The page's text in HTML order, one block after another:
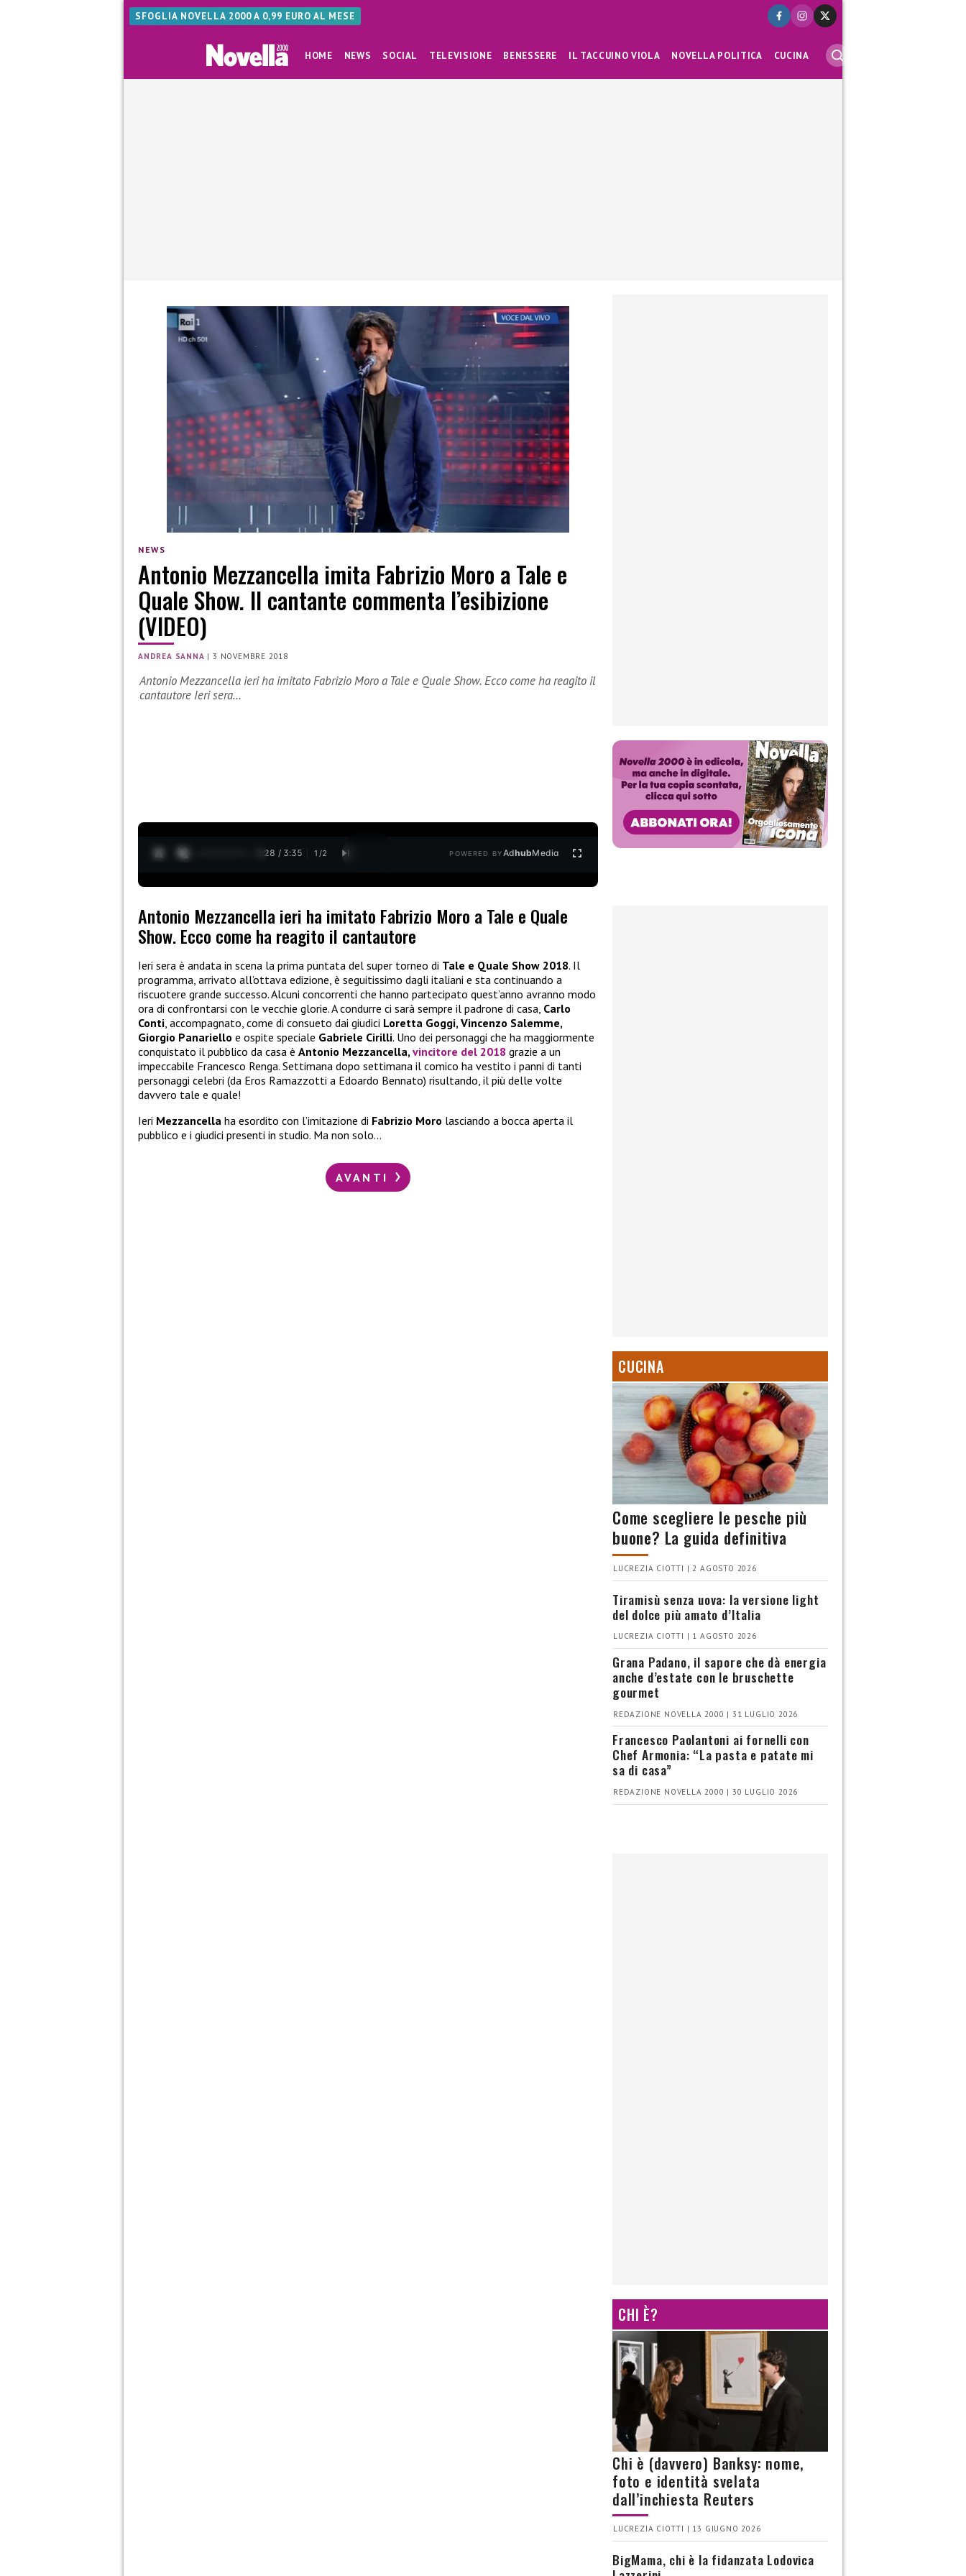
SFOGLIA NOVELLA 2000 A 0,99 EURO AL MESE
HOME NEWS SOCIAL TELEVISIONE BENESSERE IL TACCUINO VIOLA NOVELLA POLITICA CUCINA
NEWS
Antonio Mezzancella imita Fabrizio Moro a Tale e
Quale Show. Il cantante commenta l’esibizione
(VIDEO)
ANDREA SANNA |3 NOVEMBRE 2018
Antonio Mezzancella ieri ha imitato Fabrizio Moro a Tale e Quale Show. Ecco come ha reagito il
cantautore Ieri sera…
0:29 / 3:35 1 /2 POWERED BYAdhubMedia
Antonio Mezzancella ieri ha imitato Fabrizio Moro a Tale e Quale
Show. Ecco come ha reagito il cantautore
Ieri sera è andata in scena la prima puntata del super torneo di Tale e Quale Show 2018. Il
programma, arrivato all’ottava edizione, è seguitissimo dagli italiani e sta continuando a
riscuotere grande successo. Alcuni concorrenti che hanno partecipato quest’anno avranno modo
ora di confrontarsi con le vecchie glorie. A condurre ci sarà sempre il padrone di casa, Carlo
Conti, accompagnato, come di consueto dai giudici Loretta Goggi, Vincenzo Salemme,
Giorgio Panariello e ospite speciale Gabriele Cirilli. Uno dei personaggi che ha maggiormente
conquistato il pubblico da casa è Antonio Mezzancella,vincitore del 2018 grazie a un
impeccabile Francesco Renga. Settimana dopo settimana il comico ha vestito i panni di tanti
personaggi celebri (da Eros Ramazzotti a Edoardo Bennato) risultando, il più delle volte
davvero tale e quale!
Ieri Mezzancella ha esordito con l’imitazione di Fabrizio Moro lasciando a bocca aperta il
pubblico e i giudici presenti in studio. Ma non solo…
AVANTI
CUCINA
Come scegliere le pesche più
buone? La guida definitiva
LUCREZIA CIOTTI | 2 AGOSTO 2026
Tiramisù senza uova: la versione light
del dolce più amato d’Italia
LUCREZIA CIOTTI | 1 AGOSTO 2026
Grana Padano, il sapore che dà energia
anche d’estate con le bruschette
gourmet
REDAZIONE NOVELLA 2000 | 31 LUGLIO 2026
Francesco Paolantoni ai fornelli con
Chef Armonia: “La pasta e patate mi
sa di casa”
REDAZIONE NOVELLA 2000 | 30 LUGLIO 2026
CHI È?
Chi è (davvero) Banksy: nome,
foto e identità svelata
dall’inchiesta Reuters
LUCREZIA CIOTTI | 13 GIUGNO 2026
BigMama, chi è la fidanzata Lodovica